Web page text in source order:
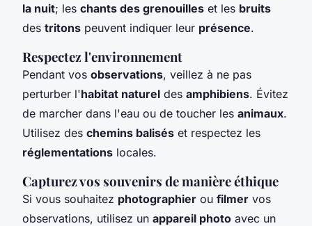
la nuit; les chants des grenouilles et les bruits
des tritons peuvent indiquer leur présence.
Respectez l'environnement
Pendant vos observations, veillez à ne pas
perturber l'habitat naturel des amphibiens. Évitez
de marcher dans l'eau ou de toucher les animaux.
Utilisez des chemins balisés et respectez les
réglementations locales.
Capturez vos souvenirs de manière éthique
Si vous souhaitez photographier ou filmer vos
observations, utilisez un appareil photo avec un